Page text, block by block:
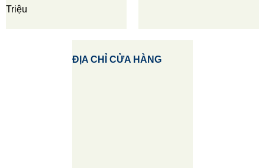
Triệu
ĐỊA CHỈ CỬA HÀNG